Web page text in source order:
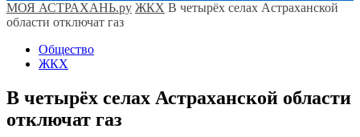
МОЯ АСТРАХАНЬ.ру ЖКХ В четырёх селах Астраханской
области отключат газ
Общество
ЖКХ
В четырёх селах Астраханской области
отключат газ